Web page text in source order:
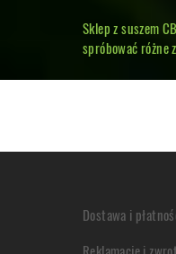
Sklep z suszem
spróbować różne
Dostawa i